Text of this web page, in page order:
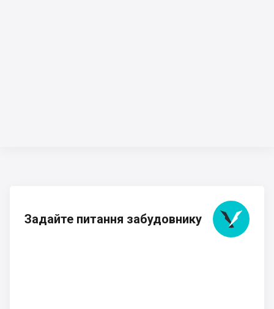
Задайте питання забудовнику